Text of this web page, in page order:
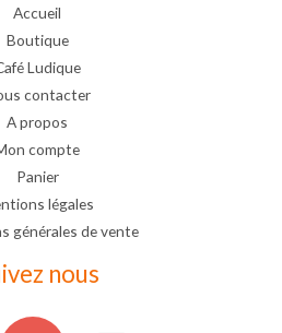
Accueil
Boutique
Ludique
contacter
A propos
compte
Panier
légales
générales de vente
nous